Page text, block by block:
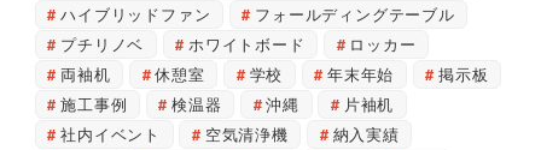
ハイブリッドファン
フォールディングテーブル
プチリノベ
ホワイトボード
ロッカー
両袖机
休憩室 学校 年末年始
掲示板
施工事例
検温器 沖縄
片袖机
社内イベント
空気清浄機
納入実績